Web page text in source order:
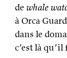
de whale
à Orca
dans le
c’est là